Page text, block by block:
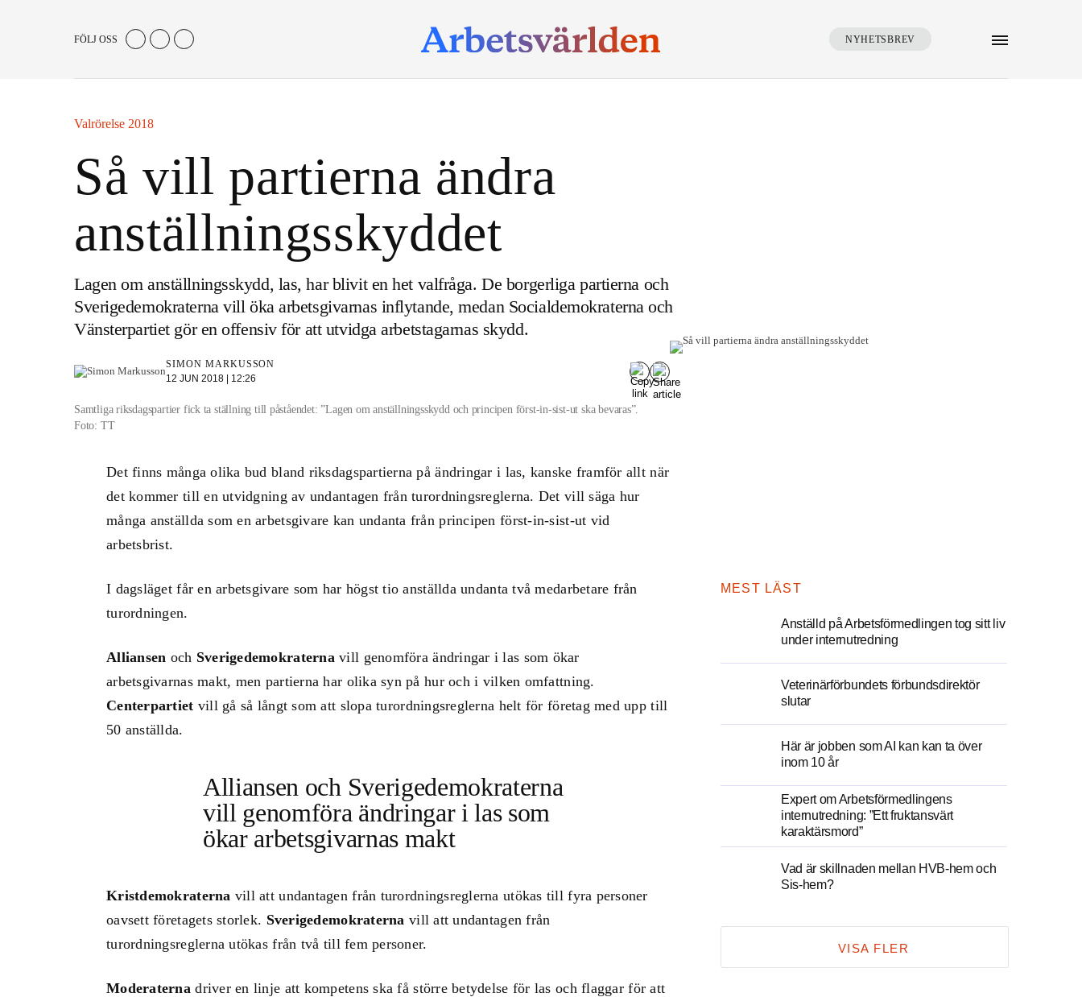
FÖLJ OSS NYHETSBREV
Valrörelse 2018
Så vill partierna ändra
anställningsskyddet
Lagen om anställningsskydd, las, har blivit en het valfråga. De borgerliga partierna och
Sverigedemokraterna vill öka arbetsgivarnas inflytande, medan Socialdemokraterna och
Vänsterpartiet gör en offensiv för att utvidga arbetstagarnas skydd.
SIMON MARKUSSON
12 JUN 2018 | 12:26
Samtliga riksdagspartier fick ta ställning till påståendet: ”Lagen om anställningsskydd och principen först-in-sist-ut ska bevaras”.
Foto: TT
Det finns många olika bud bland riksdagspartierna på ändringar i las, kanske framför allt när
det kommer till en utvidgning av undantagen från turordningsreglerna. Det vill säga hur
många anställda som en arbetsgivare kan undanta från principen först-in-sist-ut vid
arbetsbrist.
I dagsläget får en arbetsgivare som har högst tio anställda undanta två medarbetare från
turordningen.
Alliansen och Sverigedemokraternavill genomföra ändringar i las som ökar
arbetsgivarnas makt, men partierna har olika syn på hur och i vilken omfattning.
Centerpartiet vill gå så långt som att slopa turordningsreglerna helt för företag med upp till
50 anställda.
Alliansen och Sverigedemokraterna
vill genomföra ändringar i las som
ökar arbetsgivarnas makt
Kristdemokraterna vill att undantagen från turordningsreglerna utökas till fyra personer
oavsett företagets storlek. Sverigedemokraterna vill att undantagen från
turordningsreglerna utökas från två till fem personer.
Moderaternadriver en linje att kompetens ska få större betydelse för las och flaggar för att
MEST LÄST
Anställd på Arbetsförmedlingen tog sitt liv
under internutredning
Veterinärförbundets förbundsdirektör
slutar
Här är jobben som AI kan kan ta över
inom 10 år
Expert om Arbetsförmedlingens
internutredning: ”Ett fruktansvärt
karaktärsmord”
Vad är skillnaden mellan HVB-hem och
Sis-hem?
VISA FLER